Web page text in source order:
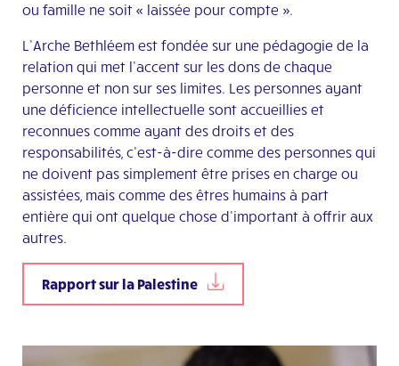
ou famille ne soit « laissée pour compte ».
L’Arche Bethléem est fondée sur une pédagogie de la
relation qui met l’accent sur les dons de chaque
personne et non sur ses limites. Les personnes ayant
une déficience intellectuelle sont accueillies et
reconnues comme ayant des droits et des
responsabilités, c’est-à-dire comme des personnes qui
ne doivent pas simplement être prises en charge ou
assistées, mais comme des êtres humains à part
entière qui ont quelque chose d’important à offrir aux
autres.
Rapport sur la Palestine